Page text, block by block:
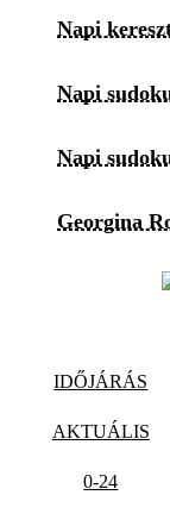
Napi
Napi
Napi
Georgina
IDŐJÁRÁS
AKTUÁLIS
0-24